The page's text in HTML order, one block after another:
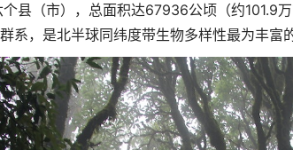
县（市），总面积达67936公顷（约101.9
系，是北半球同纬度带生物多样性最为丰富